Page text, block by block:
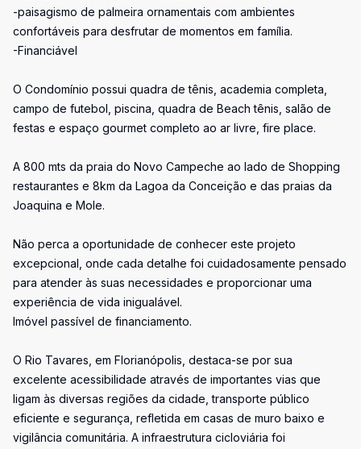
-paisagismo de palmeira ornamentais com ambientes
confortáveis para desfrutar de momentos em família.
-Financiável
O Condomínio possui quadra de tênis, academia completa,
campo de futebol, piscina, quadra de Beach tênis, salão de
festas e espaço gourmet completo ao ar livre, fire place.
A 800 mts da praia do Novo Campeche ao lado de Shopping
restaurantes e 8km da Lagoa da Conceição e das praias da
Joaquina e Mole.
Não perca a oportunidade de conhecer este projeto
excepcional, onde cada detalhe foi cuidadosamente pensado
para atender às suas necessidades e proporcionar uma
experiência de vida inigualável.
Imóvel passível de financiamento.
O Rio Tavares, em Florianópolis, destaca-se por sua
excelente acessibilidade através de importantes vias que
ligam às diversas regiões da cidade, transporte público
eficiente e segurança, refletida em casas de muro baixo e
vigilância comunitária. A infraestrutura cicloviária foi